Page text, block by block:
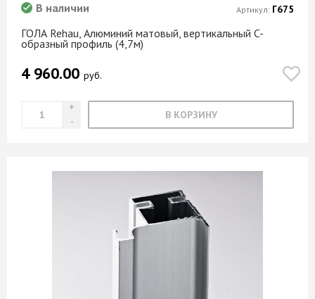
ГОЛА Rehau, Алюминий матовый, вертикальный C-
образный профиль (4,7м)
В наличии
4 960.00 руб.
В КОРЗИНУ
Артикул: Г675